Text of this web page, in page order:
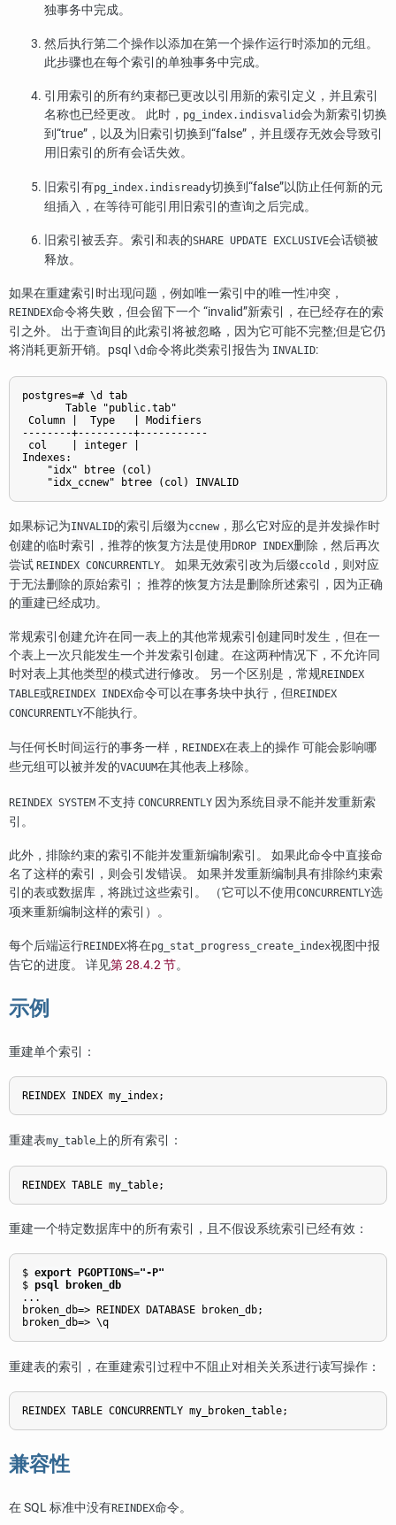
独事务中完成。
然后执行第二个操作以添加在第一个操作运行时添加的元组。
此步骤也在每个索引的单独事务中完成。
引用索引的所有约束都已更改以引用新的索引定义，并且索引
名称也已经更改。 此时， pg_index.indisvalid会为新索引切换
到“true” ，以及为旧索引切换到“false” ，并且缓存无效会导致引
用旧索引的所有会话失效。
旧索引有pg_index.indisready切换到“false”以防止任何新的元
组插入，在等待可能引用旧索引的查询之后完成。
旧索引被丢弃。索引和表的SHARE UPDATE EXCLUSIVE会话锁被
释放。
如果在重建索引时出现问题，例如唯一索引中的唯一性冲突，
REINDEX命令将失败，但会留下一个 “invalid”新索引，在已经存在的索
引之外。 出于查询目的此索引将被忽略，因为它可能不完整;但是它仍
将消耗更新开销。 psql \d命令将此类索引报告为 INVALID:
postgres=# \d tab
       Table "public.tab"
Column |  Type   | Modifiers
--------+---------+-----------
col    | integer |
Indexes:
    "idx" btree (col)
如果标记为INVALID的索引后缀为ccnew ，那么它对应的是并发操作时
创建的临时索引，推荐的恢复方法是使用DROP INDEX删除，然后再次
尝试 REINDEX CONCURRENTLY。 如果无效索引改为后缀ccold ，则对应
于无法删除的原始索引； 推荐的恢复方法是删除所述索引，因为正确
的重建已经成功。
常规索引创建允许在同一表上的其他常规索引创建同时发生，但在一
个表上一次只能发生一个并发索引创建。在这两种情况下，不允许同
时对表上其他类型的模式进行修改。 另一个区别是，常规REINDEX
TABLE或REINDEX INDEX命令可以在事务块中执行，但 REINDEX
CONCURRENTLY不能执行。
与任何长时间运行的事务一样， REINDEX在表上的操作 可能会影响哪
些元组可以被并发的VACUUM在其他表上移除。
REINDEX SYSTEM 不支持 CONCURRENTLY 因为系统目录不能并发重新索
引。
此外，排除约束的索引不能并发重新编制索引。 如果此命令中直接命
名了这样的索引，则会引发错误。 如果并发重新编制具有排除约束索
引的表或数据库，将跳过这些索引。 （它可以不使用CONCURRENTLY选
项来重新编制这样的索引）。
每个后端运行REINDEX将在pg_stat_progress_create_index视图中报
告它的进度。 详见第 28.4.2 节。
示例
重建单个索引：
重建表my_table上的所有索引：
重建一个特定数据库中的所有索引，且不假设系统索引已经有效：
$ export PGOPTIONS="-P"
$ psql broken_db
...
broken_db=> REINDEX DATABASE broken_db;
重建表的索引，在重建索引过程中不阻止对相关关系进行读写操作：
兼容性
在 SQL 标准中没有REINDEX命令。